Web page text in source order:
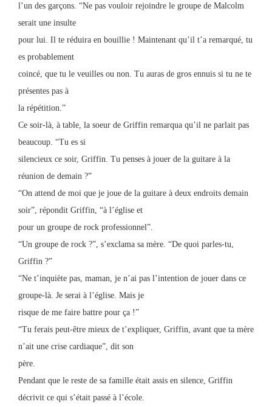
l’un des garçons. “Ne pas vouloir rejoindre le groupe de Malcolm
serait une insulte
pour lui. Il te réduira en bouillie ! Maintenant qu’il t’a remarqué, tu
es probablement
coincé, que tu le veuilles ou non. Tu auras de gros ennuis si tu ne te
présentes pas à
la répétition.”
Ce soir-là, à table, la soeur de Griffin remarqua qu’il ne parlait pas
beaucoup. “Tu es si
silencieux ce soir, Griffin. Tu penses à jouer de la guitare à la
réunion de demain ?”
“On attend de moi que je joue de la guitare à deux endroits demain
soir”, répondit Griffin, “à l’église et
pour un groupe de rock professionnel”.
“Un groupe de rock ?”, s’exclama sa mère. “De quoi parles-tu,
Griffin ?”
“Ne t’inquiète pas, maman, je n’ai pas l’intention de jouer dans ce
groupe-là. Je serai à l’église. Mais je
risque de me faire battre pour ça !”
“Tu ferais peut-être mieux de t’expliquer, Griffin, avant que ta mère
n’ait une crise cardiaque”, dit son
père.
Pendant que le reste de sa famille était assis en silence, Griffin
décrivit ce qui s’était passé à l’école.